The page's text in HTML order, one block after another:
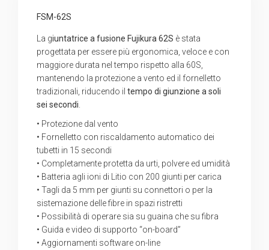
FSM-62S
La giuntatrice a fusione Fujikura 62S è stata
progettata per essere più ergonomica, veloce e con
maggiore durata nel tempo rispetto alla 60S,
mantenendo la protezione a vento ed il fornelletto
tradizionali, riducendo il tempo di giunzione a soli
sei secondi
• Protezione dal vento
• Fornelletto con riscaldamento automatico dei
tubetti in 15 secondi
• Completamente protetta da urti, polvere ed umidità
• Batteria agli ioni di Litio con 200 giunti per carica
• Tagli da 5 mm per giunti su connettori o per la
sistemazione delle fibre in spazi ristretti
• Possibilità di operare sia su guaina che su fibra
• Guida e video di supporto “on-board”
• Aggiornamenti software on-line